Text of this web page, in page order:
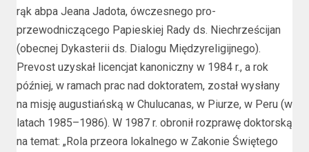
rąk abpa Jeana Jadota, ówczesnego pro-
przewodniczącego Papieskiej Rady ds. Niechrześcijan
(obecnej Dykasterii ds. Dialogu Międzyreligijnego).
Prevost uzyskał licencjat kanoniczny w 1984 r., a rok
później, w ramach prac nad doktoratem, został wysłany
na misję augustiańską w Chulucanas, w Piurze, w Peru (w
latach 1985–1986). W 1987 r. obronił rozprawę doktorską
na temat: „Rola przeora lokalnego w Zakonie Świętego